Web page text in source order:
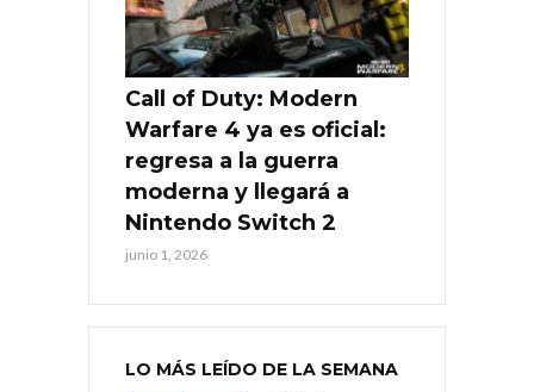
Call of Duty: Modern
Warfare 4 ya es oficial:
regresa a la guerra
moderna y llegará a
Nintendo Switch 2
junio 1, 2026
LO MÁS LEÍDO DE LA SEMANA